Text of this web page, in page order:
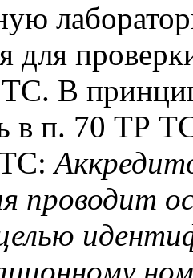
для
В
в п. 70 ТР
ТС:
проводит